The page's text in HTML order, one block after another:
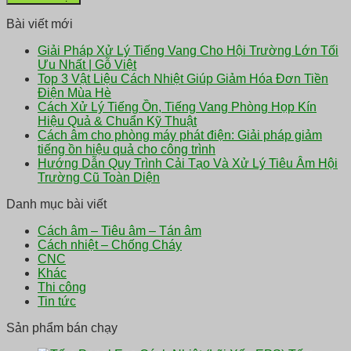
Bài viết mới
Giải Pháp Xử Lý Tiếng Vang Cho Hội Trường Lớn Tối
Ưu Nhất | Gỗ Việt
Top 3 Vật Liệu Cách Nhiệt Giúp Giảm Hóa Đơn Tiền
Điện Mùa Hè
Cách Xử Lý Tiếng Ồn, Tiếng Vang Phòng Họp Kín
Hiệu Quả & Chuẩn Kỹ Thuật
Cách âm cho phòng máy phát điện: Giải pháp giảm
tiếng ồn hiệu quả cho công trình
Hướng Dẫn Quy Trình Cải Tạo Và Xử Lý Tiêu Âm Hội
Trường Cũ Toàn Diện
Danh mục bài viết
Cách âm – Tiêu âm – Tán âm
Cách nhiệt – Chống Cháy
CNC
Khác
Thi công
Tin tức
Sản phẩm bán chạy